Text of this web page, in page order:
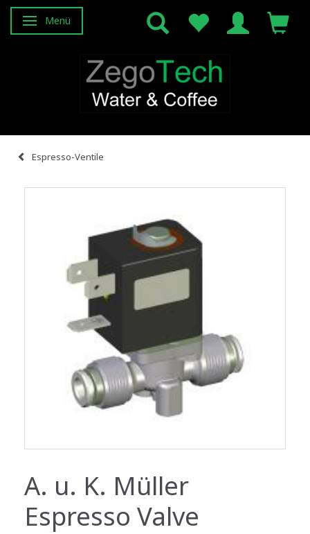
Anzeige ändern
Menü
Espresso-Ventile
A. u. K. Müller
Espresso Valve